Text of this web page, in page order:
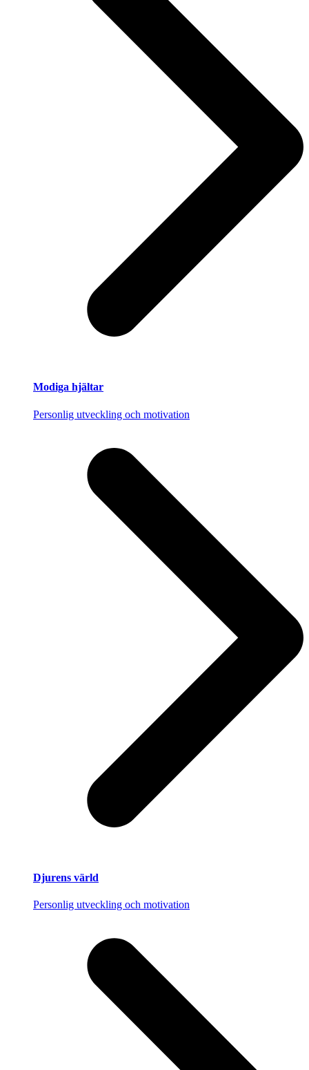
Modiga hjältar
Personlig utveckling och motivation
Djurens värld
Personlig utveckling och motivation